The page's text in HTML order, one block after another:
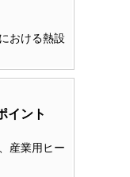
おける熱設
イント
産業用ヒー